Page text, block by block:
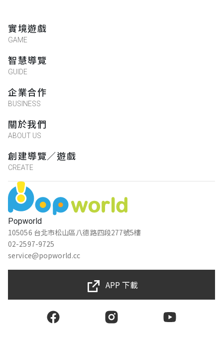
Popworld
105056 台北市松山區八德路四段277號5樓
02-2597-9725
service@popworld.cc
實境遊戲
GAME
智慧導覽
GUIDE
企業合作
BUSINESS
關於我們
ABOUT US
創建導覽／遊戲
CREATE
APP 下載